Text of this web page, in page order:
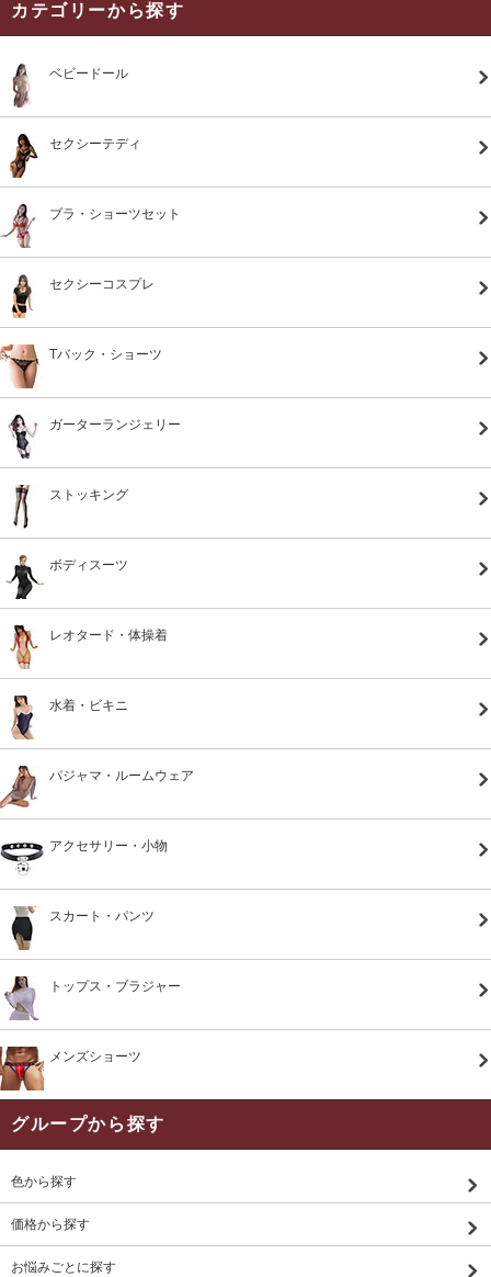
カテゴリーから探す
ベビードール
セクシーテディ
ブラ・ショーツセット
セクシーコスプレ
Tバック・ショーツ
ガーターランジェリー
ストッキング
ボディスーツ
レオタード・体操着
水着・ビキニ
パジャマ・ルームウェア
アクセサリー・小物
スカート・パンツ
トップス・ブラジャー
メンズショーツ
グループから探す
色から探す
価格から探す
お悩みごとに探す